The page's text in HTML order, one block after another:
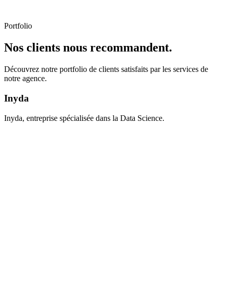
Portfolio
Nos clients nous recommandent.
Découvrez notre portfolio de clients satisfaits par les services de
notre agence.
Inyda
Inyda, entreprise spécialisée dans la Data Science.